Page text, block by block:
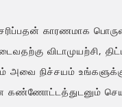
காரணமாக
விடாமுயற்சி,
நிச்சயம்
கண்ணோட்டத்துடனும்